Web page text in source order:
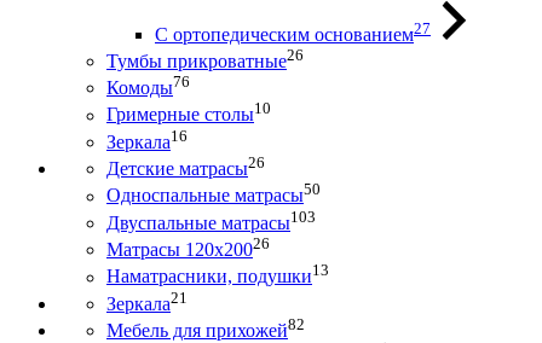
С ортопедическим основанием27
Тумбы прикроватные26
Комоды76
Гримерные столы10
Зеркала16
Детские матрасы26
Односпальные матрасы50
Двуспальные матрасы103
Матрасы 120х20026
Наматрасники, подушки13
Зеркала21
Мебель для прихожей82